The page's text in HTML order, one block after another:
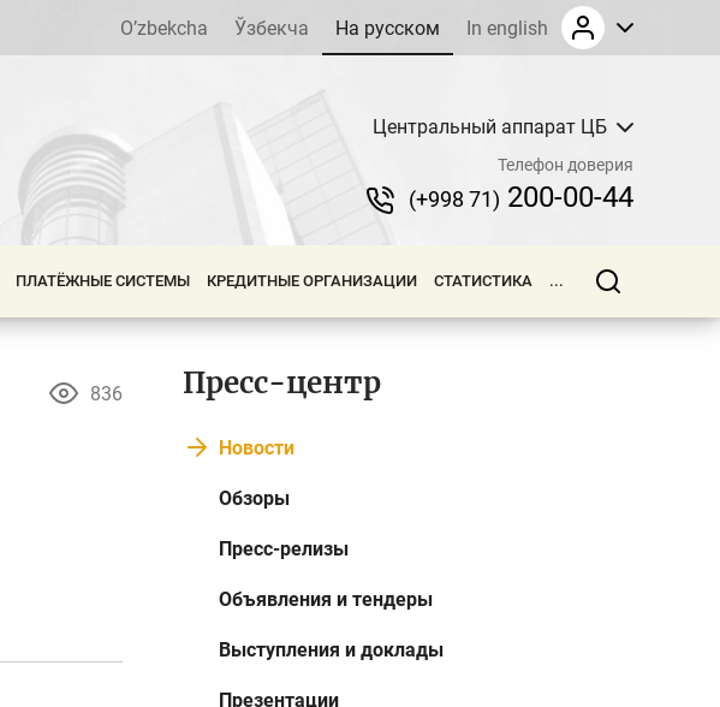
O’zbekcha Ўзбекча На русском In english
Центральный аппарат ЦБ
Телефон доверия
(+998 71) 200-00-44
ПЛАТЁЖНЫЕ СИСТЕМЫ КРЕДИТНЫЕ ОРГАНИЗАЦИИ СТАТИСТИКА ...
836 Пресс-центр
Новости
Обзоры
Пресс-релизы
Объявления и тендеры
Выступления и доклады
Презентации